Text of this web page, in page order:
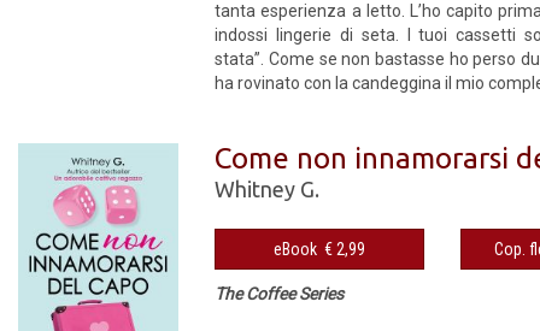
tanta esperienza a letto. L’ho capito
indossi lingerie di seta. I tuoi cassetti
stata”. Come se non bastasse ho perso
ha rovinato con la candeggina il mio
Come non innamorarsi
Whitney G.
eBook € 2,99
The Coffee Series